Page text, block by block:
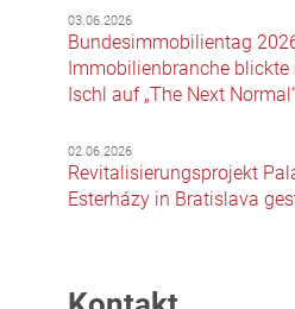
03.06.2026
Bundesimmobilientag
Immobilienbranche blickte
Ischl auf „The Next
02.06.2026
Revitalisierungsprojekt
Esterházy in Bratislava